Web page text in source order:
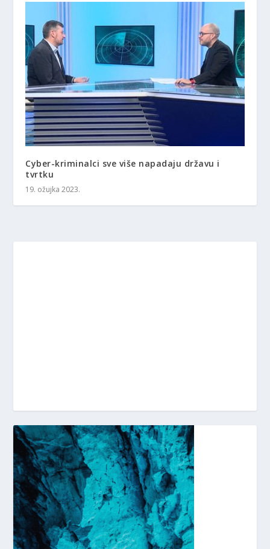
Cyber-kriminalci sve više napadaju državu i
tvrtku
19. ožujka 2023.